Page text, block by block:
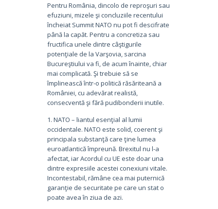
Pentru România, dincolo de reproşuri sau
efuziuni, mizele şi concluziile recentului
încheiat Summit NATO nu pot fi descifrate
până la capăt. Pentru a concretiza sau
fructifica unele dintre câştigurile
potenţiale de la Varşovia, sarcina
Bucureştiului va fi, de acum înainte, chiar
mai complicată. Şi trebuie să se
împlinească într-o politică răsăriteană a
României, cu adevărat realistă,
consecventă şi fără pudibonderii inutile.
1. NATO – liantul esenţial al lumii
occidentale. NATO este solid, coerent şi
principala substanţă care ţine lumea
euroatlantică împreună. Brexitul nu l-a
afectat, iar Acordul cu UE este doar una
dintre expresiile acestei conexiuni vitale.
Incontestabil, rămâne cea mai puternică
garanţie de securitate pe care un stat o
poate avea în ziua de azi.